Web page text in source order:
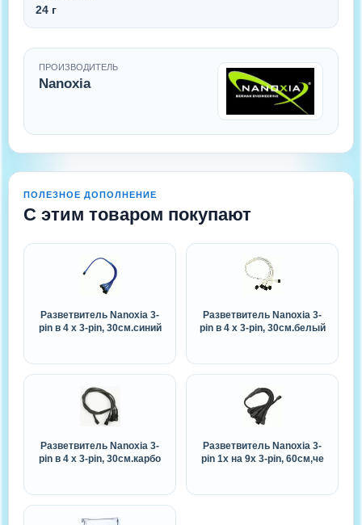
24 г
ПРОИЗВОДИТЕЛЬ
Nanoxia
ПОЛЕЗНОЕ ДОПОЛНЕНИЕ
С этим товаром покупают
Разветвитель Nanoxia 3-
pin в 4 х 3-pin, 30см.синий
Разветвитель Nanoxia 3-
pin в 4 х 3-pin, 30см.белый
Разветвитель Nanoxia 3-
pin в 4 х 3-pin, 30см.карбо
Разветвитель Nanoxia 3-
pin 1x на 9x 3-pin, 60см,че